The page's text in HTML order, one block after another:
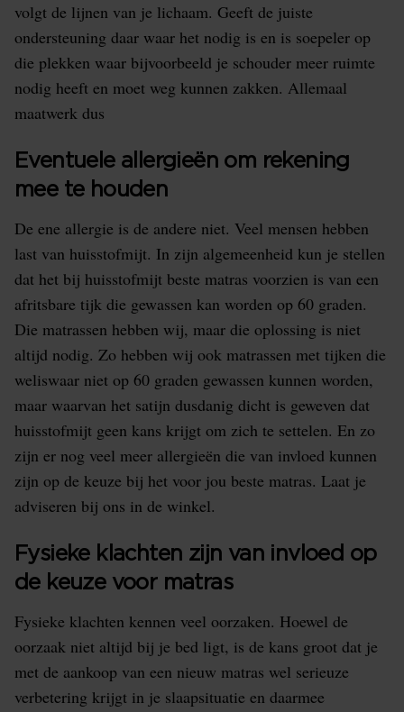
volgt de lijnen van je lichaam. Geeft de juiste
ondersteuning daar waar het nodig is en is soepeler op
die plekken waar bijvoorbeeld je schouder meer ruimte
nodig heeft en moet weg kunnen zakken. Allemaal
maatwerk dus
Eventuele allergieën om rekening
mee te houden
De ene allergie is de andere niet. Veel mensen hebben
last van huisstofmijt. In zijn algemeenheid kun je stellen
dat het bij huisstofmijt beste matras voorzien is van een
afritsbare tijk die gewassen kan worden op 60 graden.
Die matrassen hebben wij, maar die oplossing is niet
altijd nodig. Zo hebben wij ook matrassen met tijken die
weliswaar niet op 60 graden gewassen kunnen worden,
maar waarvan het satijn dusdanig dicht is geweven dat
huisstofmijt geen kans krijgt om zich te settelen. En zo
zijn er nog veel meer allergieën die van invloed kunnen
zijn op de keuze bij het voor jou beste matras. Laat je
adviseren bij ons in de winkel.
Fysieke klachten zijn van invloed op
de keuze voor matras
Fysieke klachten kennen veel oorzaken. Hoewel de
oorzaak niet altijd bij je bed ligt, is de kans groot dat je
met de aankoop van een nieuw matras wel serieuze
verbetering krijgt in je slaapsituatie en daarmee